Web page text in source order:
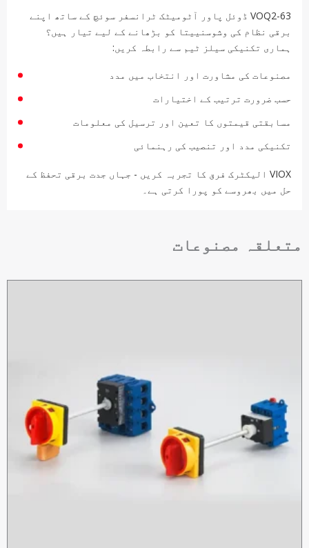
VOQ2-63 ڈوئل پاور آٹومیٹک ٹرانسفر سوئچ کے ساتھ اپنے
برقی نظام کی وشوسنییتا کو بڑھانے کے لیے تیار ہیں؟
ہماری تکنیکی سیلز ٹیم سے رابطہ کریں:
مصنوعات کی مشاورت اور انتخاب میں مدد
حسب ضرورت ترتیب کے اختیارات
مسابقتی قیمتوں کا تعین اور ترسیل کی معلومات
تکنیکی مدد اور تنصیب کی رہنمائی
VIOX الیکٹرک فرق کا تجربہ کریں - جہاں جدت برقی تحفظ کے
حل میں بھروسے کو پورا کرتی ہے۔
متعلقہ مصنوعات